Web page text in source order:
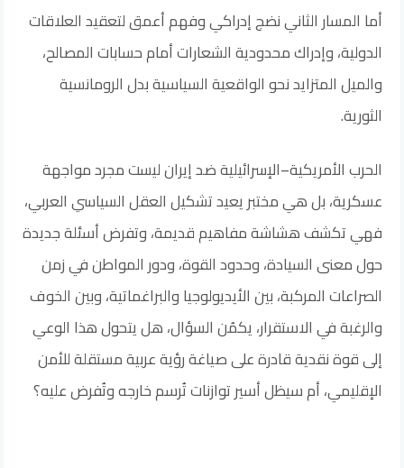
أما المسار الثاني نضج إدراكي وفهم أعمق لتعقيد العلاقات
الدولية، وإدراك محدودية الشعارات أمام حسابات المصالح،
والميل المتزايد نحو الواقعية السياسية بدل الرومانسية
الثورية.
الحرب الأمريكية–الإسرائيلية ضد إيران ليست مجرد مواجهة
عسكرية، بل هي مختبر يعيد تشكيل العقل السياسي العربي،
فهي تكشف هشاشة مفاهيم قديمة، وتفرض أسئلة جديدة
حول معنى السيادة، وحدود القوة، ودور المواطن في زمن
الصراعات المركبة، بين الأيديولوجيا والبراغماتية، وبين الخوف
والرغبة في الاستقرار، يكمُن السؤال، هل يتحول هذا الوعي
إلى قوة نقدية قادرة على صياغة رؤية عربية مستقلة للأمن
الإقليمي، أم سيظل أسير توازنات تُرسم خارجه وتُفرض عليه؟